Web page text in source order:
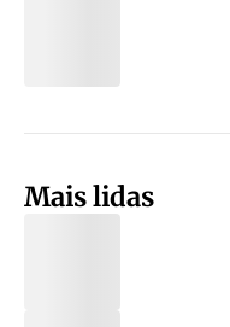
Mais lidas